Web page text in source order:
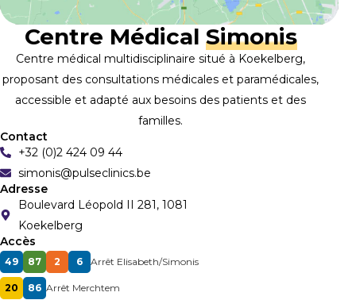
Centre Médical Simonis
Centre médical multidisciplinaire situé à Koekelberg,
proposant des consultations médicales et paramédicales,
accessible et adapté aux besoins des patients et des
familles.
Contact
+32 (0)2 424 09 44
simonis@pulseclinics.be
Adresse
Boulevard Léopold II 281, 1081
Koekelberg
Accès
49 87 2 6 Arrêt Elisabeth/Simonis
20 86 Arrêt Merchtem